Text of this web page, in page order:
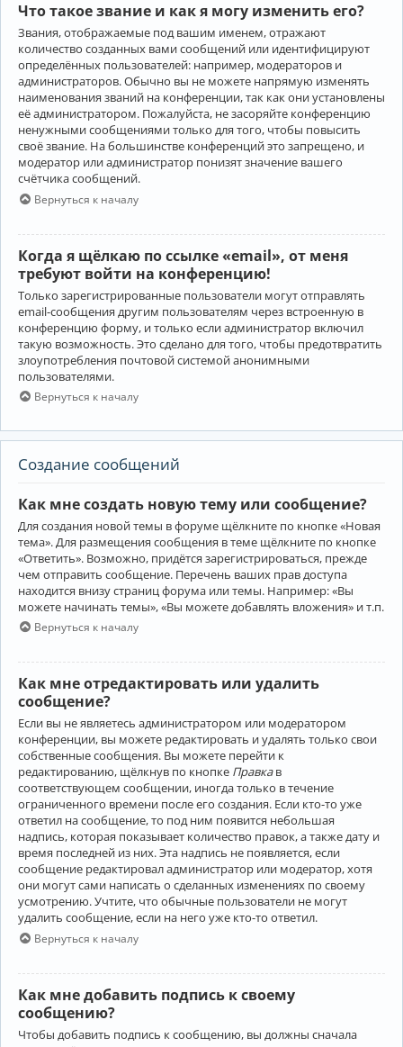
Что такое звание и как я могу изменить его?
Звания, отображаемые под вашим именем, отражают
количество созданных вами сообщений или идентифицируют
определённых пользователей: например, модераторов и
администраторов. Обычно вы не можете напрямую изменять
наименования званий на конференции, так как они установлены
её администратором. Пожалуйста, не засоряйте конференцию
ненужными сообщениями только для того, чтобы повысить
своё звание. На большинстве конференций это запрещено, и
модератор или администратор понизят значение вашего
счётчика сообщений.
Вернуться к началу
Когда я щёлкаю по ссылке «email», от меня
требуют войти на конференцию!
Только зарегистрированные пользователи могут отправлять
email-сообщения другим пользователям через встроенную в
конференцию форму, и только если администратор включил
такую возможность. Это сделано для того, чтобы предотвратить
злоупотребления почтовой системой анонимными
пользователями.
Вернуться к началу
Создание сообщений
Как мне создать новую тему или сообщение?
Для создания новой темы в форуме щёлкните по кнопке «Новая
тема». Для размещения сообщения в теме щёлкните по кнопке
«Ответить». Возможно, придётся зарегистрироваться, прежде
чем отправить сообщение. Перечень ваших прав доступа
находится внизу страниц форума или темы. Например: «Вы
можете начинать темы», «Вы можете добавлять вложения» и т.п.
Вернуться к началу
Как мне отредактировать или удалить
сообщение?
Если вы не являетесь администратором или модератором
конференции, вы можете редактировать и удалять только свои
собственные сообщения. Вы можете перейти к
редактированию, щёлкнув по кнопке Правкав
соответствующем сообщении, иногда только в течение
ограниченного времени после его создания. Если кто-то уже
ответил на сообщение, то под ним появится небольшая
надпись, которая показывает количество правок, а также дату и
время последней из них. Эта надпись не появляется, если
сообщение редактировал администратор или модератор, хотя
они могут сами написать о сделанных изменениях по своему
усмотрению. Учтите, что обычные пользователи не могут
удалить сообщение, если на него уже кто-то ответил.
Вернуться к началу
Как мне добавить подпись к своему
сообщению?
Чтобы добавить подпись к сообщению, вы должны сначала